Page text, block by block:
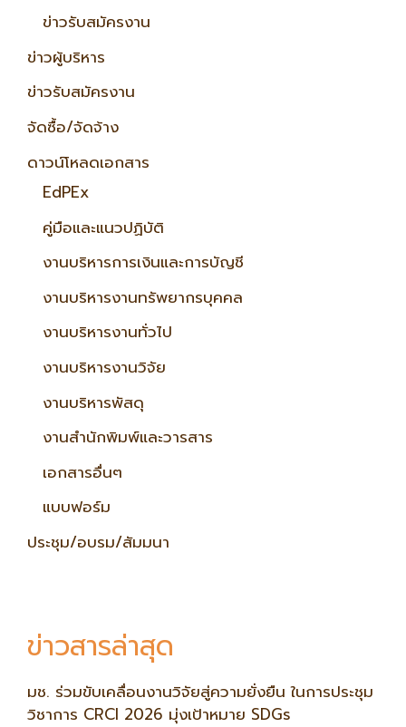
ข่าวรับสมัครงาน
ข่าวผู้บริหาร
ข่าวรับสมัครงาน
จัดซื้อ/จัดจ้าง
ดาวน์โหลดเอกสาร
EdPEx
คู่มือและแนวปฏิบัติ
งานบริหารการเงินและการบัญชี
งานบริหารงานทรัพยากรบุคคล
งานบริหารงานทั่วไป
งานบริหารงานวิจัย
งานบริหารพัสดุ
งานสำนักพิมพ์และวารสาร
เอกสารอื่นๆ
แบบฟอร์ม
ประชุม/อบรม/สัมมนา
ข่าวสารล่าสุด
มช. ร่วมขับเคลื่อนงานวิจัยสู่ความยั่งยืน ในการประชุม
วิชาการ CRCI 2026 มุ่งเป้าหมาย SDGs